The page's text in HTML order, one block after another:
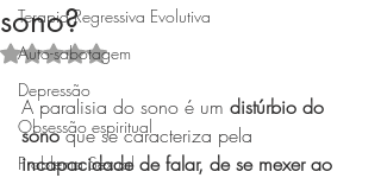
Terapia Regressiva Evolutiva
Auto-sabotagem
Depressão
Obsessão espiritual
Problema Sexual
sono?
Avaliado com NaN de 5 estrelas.
A paralisia do sono é um distúrbio do
sono que se caracteriza pela
incapacidade de falar, de se mexer ao